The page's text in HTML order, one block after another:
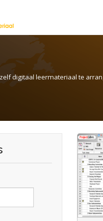
digitaal leermateriaal te
projectmanagement
werklading